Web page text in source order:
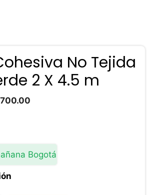
No Tejida
2 X 4.5 m
$3,700.00.
Bogotá